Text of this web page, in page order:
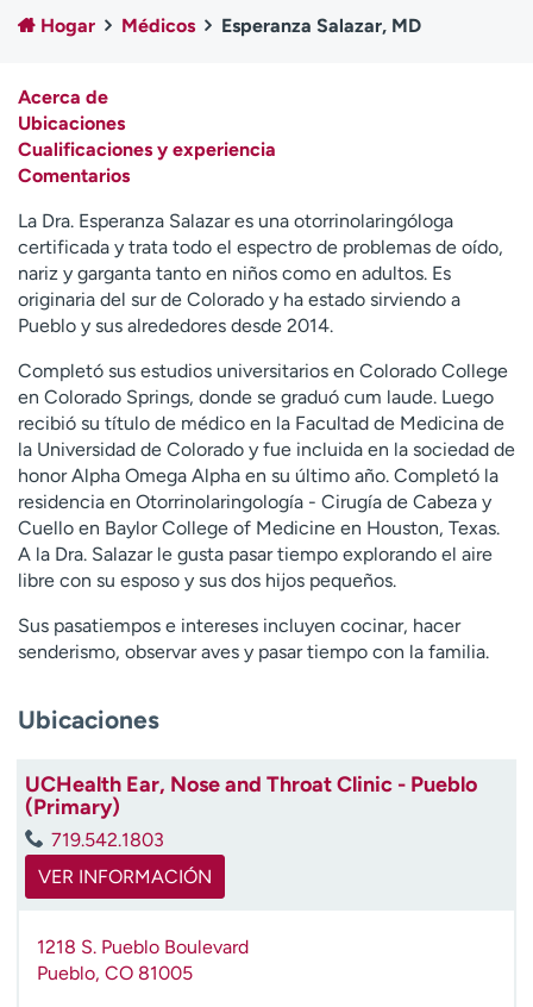
Atención a medios de
Asistencia financiera
Contáctenos
A
y
d
a
m
e
a
e
n
o
n
r
a
r
Hogar Médicos Esperanza Salazar, MD
Acerca de
Ubicaciones
Cualificaciones y experiencia
Comentarios
La Dra. Esperanza Salazar es una otorrinolaringóloga
certificada y trata todo el espectro de problemas de oído,
nariz y garganta tanto en niños como en adultos. Es
originaria del sur de Colorado y ha estado sirviendo a
Pueblo y sus alrededores desde 2014.
Completó sus estudios universitarios en Colorado College
en Colorado Springs, donde se graduó cum laude. Luego
recibió su título de médico en la Facultad de Medicina de
la Universidad de Colorado y fue incluida en la sociedad de
honor Alpha Omega Alpha en su último año. Completó la
residencia en Otorrinolaringología - Cirugía de Cabeza y
Cuello en Baylor College of Medicine en Houston, Texas.
A la Dra. Salazar le gusta pasar tiempo explorando el aire
libre con su esposo y sus dos hijos pequeños.
Sus pasatiempos e intereses incluyen cocinar, hacer
senderismo, observar aves y pasar tiempo con la familia.
Ubicaciones
UCHealth Ear, Nose and Throat Clinic - Pueblo
(Primary)
719.542.1803
VER INFORMACIÓN
1218 S. Pueblo Boulevard
Pueblo, CO 81005